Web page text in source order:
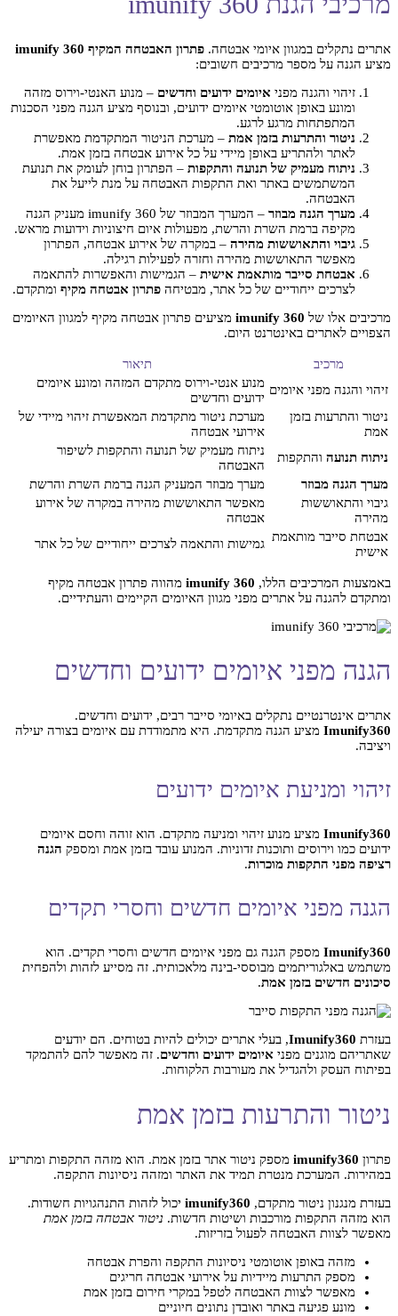
אתרים נתקלים במגוון איומי אבטחה. פתרון האבטחה המקיף imunify 360
מציע הגנה על מספר מרכיבים חשובים:
זיהוי והגנה מפני איומים ידועים וחדשים – מנוע האנטי-וירוס מזהה
ומונע באופן אוטומטי איומים ידועים, ובנוסף מציע הגנה מפני הסכנות
המתפתחות מרגע לרגע.
ניטור והתרעות בזמן אמת – מערכת הניטור המתקדמת מאפשרת
לאתר ולהתריע באופן מיידי על כל אירוע אבטחה בזמן אמת.
ניתוח מעמיק של תנועה והתקפות – הפתרון בוחן לעומק את תנועת
המשתמשים באתר ואת התקפות האבטחה על מנת לייעל את
האבטחה.
מערך הגנה מבוזר
– המערך המבוזר של imunify 360 מעניק הגנה
מקיפה ברמת השרת והרשת, מפעולות איום חיצוניות וידועות מראש.
גיבוי והתאוששות מהירה – במקרה של אירוע אבטחה, הפתרון
מאפשר התאוששות מהירה וחזרה לפעילות רגילה.
אבטחת סייבר מותאמת אישית – הגמישות והאפשרות להתאמה
לצרכים ייחודיים של כל אתר, מבטיחה פתרון אבטחה מקיף ומתקדם.
מרכיבים אלו של imunify 360 מציעים פתרון אבטחה מקיף למגוון האיומים
הצפויים לאתרים באינטרנט היום.
מרכיב
תיאור
זיהוי והגנה מפני איומים מנוע אנטי-וירוס מתקדם המזהה ומונע איומים
ידועים וחדשים
ניטור והתרעות בזמן
אמת
מערכת ניטור מתקדמת המאפשרת זיהוי מיידי של
אירועי אבטחה
ניתוח תנועה והתקפות
ניתוח מעמיק של תנועה והתקפות לשיפור
האבטחה
מערך הגנה מבוזר
מערך מבוזר המעניק הגנה ברמת השרת והרשת
גיבוי והתאוששות
מהירה
מאפשר התאוששות מהירה במקרה של אירוע
אבטחה
אבטחת סייבר מותאמת
אישית
גמישות והתאמה לצרכים ייחודיים של כל אתר
באמצעות המרכיבים הללו, imunify 360 מהווה פתרון אבטחה מקיף
ומתקדם להגנה על אתרים מפני מגוון האיומים הקיימים והעתידיים.
הגנה מפני איומים ידועים וחדשים
אתרים אינטרנטיים נתקלים באיומי סייבר רבים, ידועים וחדשים.
Imunify360 מציע הגנה מתקדמת. היא מתמודדת עם איומים בצורה יעילה
ויציבה.
זיהוי ומניעת איומים ידועים
Imunify360 מציע מנוע זיהוי ומניעה מתקדם. הוא זוהה וחסם איומים
ידועים כמו וירוסים ותוכנות זדוניות. המנוע עובד בזמן אמת ומספק הגנה
רציפה מפני התקפות מוכרות.
הגנה מפני איומים חדשים וחסרי תקדים
Imunify360 מספק הגנה גם מפני איומים חדשים וחסרי תקדים. הוא
משתמש באלגוריתמים מבוססי-בינה מלאכותית. זה מסייע לזהות ולהפחית
סיכונים חדשים בזמן אמת.
בעזרת Imunify360, בעלי אתרים יכולים להיות בטוחים. הם יודעים
שאתריהם מוגנים מפני איומים ידועים וחדשים. זה מאפשר להם להתמקד
בפיתוח העסק ולהגדיל את מעורבות הלקוחות.
ניטור והתרעות בזמן אמת
פתרון imunify360 מספק ניטור אתר בזמן אמת. הוא מזהה התקפות ומתריע
במהירות. המערכת מנטרת תמיד את האתר ומזהה ניסיונות התקפה.
בעזרת מנגנון ניטור מתקדם, imunify360 יכול לזהות התנהגויות חשודות.
הוא מזהה התקפות מורכבות ושיטות חדשות. ניטור אבטחה בזמן אמת
מאפשר לצוות האבטחה לפעול בזריזות.
מזהה באופן אוטומטי ניסיונות התקפה והפרת אבטחה
מספק התרעות מיידיות על אירועי אבטחה חריגים
מאפשר לצוות האבטחה לטפל במקרי חירום בזמן אמת
מונע פגיעה באתר ואובדן נתונים חיוניים